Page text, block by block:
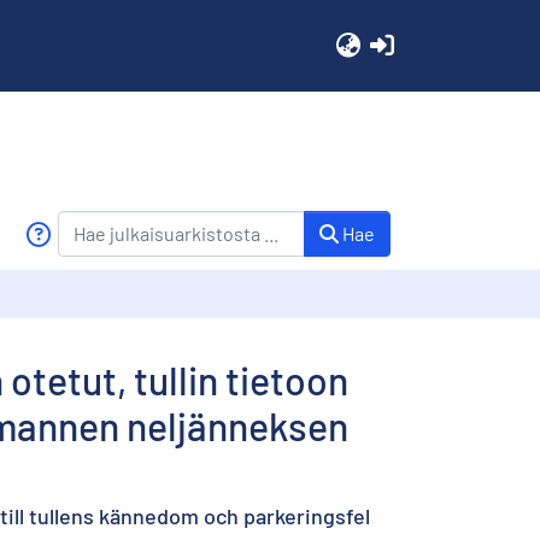
Hae
otetut, tullin tietoon
neljänneksen
tullens kännedom och parkeringsfel